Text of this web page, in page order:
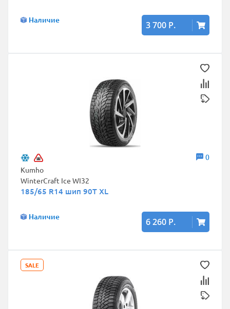
Наличие 3 700 Р.
0
Kumho
WinterCraft Ice WI32
185/65 R14 шип 90T XL
Наличие 6 260 Р.
SALE